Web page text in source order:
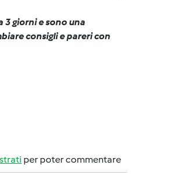
3 giorni e sono una
consigli e pareri con
per poter commentare